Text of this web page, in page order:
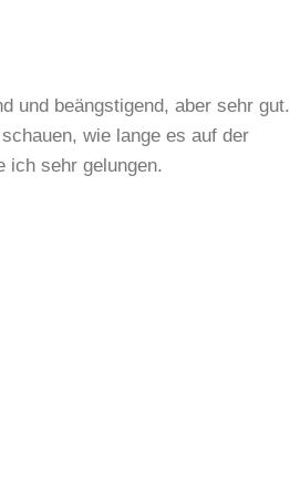
und beängstigend, aber sehr gut.
wie lange es auf der
ich sehr gelungen.